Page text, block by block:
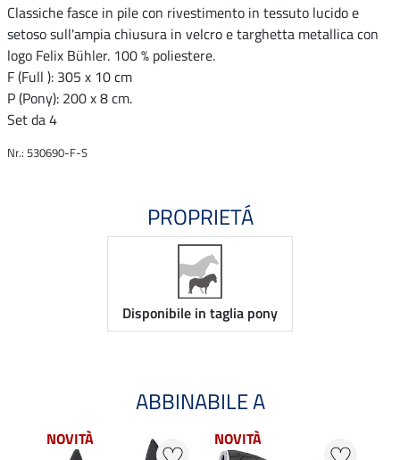
Classiche fasce in pile con rivestimento in tessuto lucido e
setoso sull'ampia chiusura in velcro e targhetta metallica con
logo Felix Bühler. 100 % poliestere.
F (Full ): 305 x 10 cm
P (Pony): 200 x 8 cm.
Set da 4
Nr.: 530690-F-S
PROPRIETÁ
Disponibile in taglia pony
ABBINABILE A
NOVITÀ NOVITÀ